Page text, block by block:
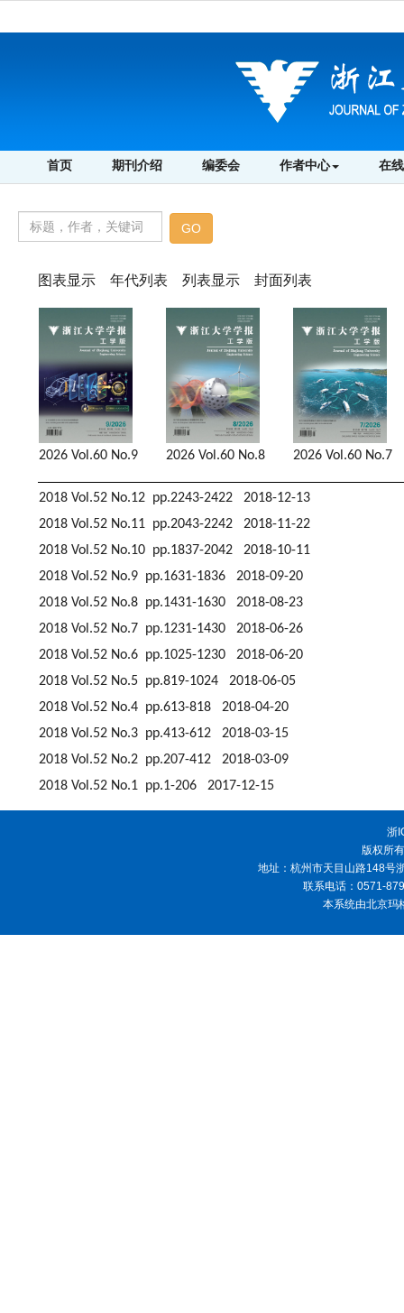
首页 期刊介绍 编委会 作者中心 在
图表显示 年代列表 列表显示 封面列表
2026 Vol.60 No.9 2026 Vol.60 No.8 2026 Vol.60 No.7
2018 Vol.52 No.12 pp.2243-2422 2018-12-13
2018 Vol.52 No.11 pp.2043-2242 2018-11-22
2018 Vol.52 No.10 pp.1837-2042 2018-10-11
2018 Vol.52 No.9 pp.1631-1836 2018-09-20
2018 Vol.52 No.8 pp.1431-1630 2018-08-23
2018 Vol.52 No.7 pp.1231-1430 2018-06-26
2018 Vol.52 No.6 pp.1025-1230 2018-06-20
2018 Vol.52 No.5 pp.819-1024 2018-06-05
2018 Vol.52 No.4 pp.613-818 2018-04-20
2018 Vol.52 No.3 pp.413-612 2018-03-15
2018 Vol.52 No.2 pp.207-412 2018-03-09
2018 Vol.52 No.1 pp.1-206 2017-12-15
浙
版权所
地址：杭州市天目山路148
联系电话：0571-
本系统由北京玛